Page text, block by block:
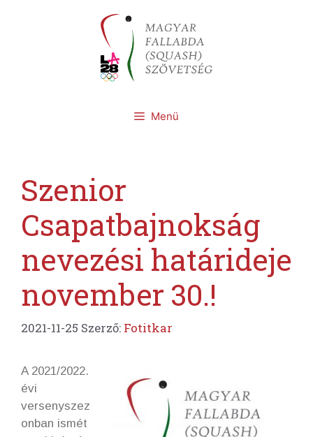
Menü
Szenior
Csapatbajnokság
nevezési határideje
november 30.!
2021-11-25 Szerző: Fotitkar
A 2021/2022.
évi
versenyszez
onban ismét